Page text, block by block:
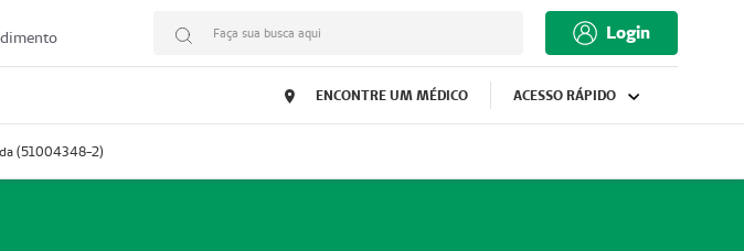
Faça sua busca aqui Login
ENCONTRE UM MÉDICO ACESSO RÁPIDO
(51004348-2)